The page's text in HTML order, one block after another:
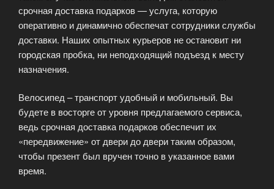
срочная доставка подарков — услуга, которую
оперативно и динамично обеспечат сотрудники службы
доставки. Наших опытных курьеров не остановит ни
городская пробка, ни неподходящий подъезд к месту
назначения.
Велосипед – транспорт удобный и мобильный. Вы
будете в восторге от уровня предлагаемого сервиса,
ведь срочная доставка подарков обеспечит их
«передвижение» от двери до двери таким образом,
чтобы презент был вручен точно в указанное вами
время.